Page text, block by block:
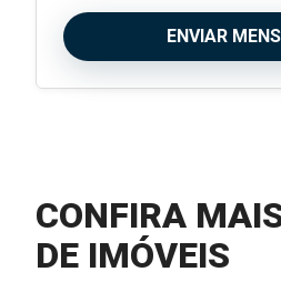
ENVIAR
CONFIRA
DE IMÓVEIS